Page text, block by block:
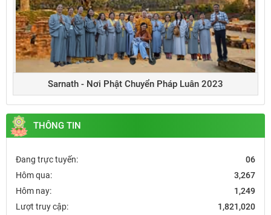
Sarnath - Nơi Phật Chuyển Pháp Luân 2023
THÔNG TIN
Đang trực tuyến:
06
Hôm qua:
3,267
Hôm nay:
1,249
Lượt truy cập:
1,821,020